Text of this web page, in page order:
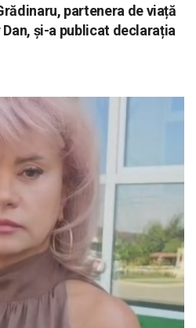
partenera de viață
și-a publicat declarația